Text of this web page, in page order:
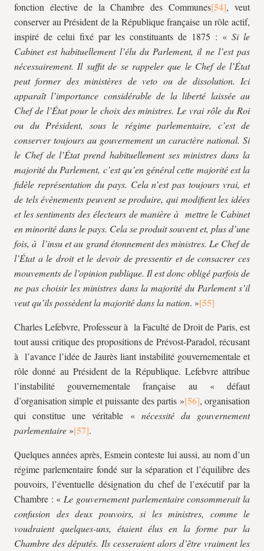
fonction élective de la Chambre des Communes
, veut
conserver au Président de la République française un rôle actif,
inspiré de celui fixé par les constituants de 1875 : « Si le
Cabinet est habituellement l’élu du Parlement, il ne l’est pas
nécessairement. Il suffit de se rappeler que le Chef de l’État
peut former des ministères de veto ou de dissolution. Ici
apparaît l’importance considérable de la liberté laissée au
Chef de l’État pour le choix des ministres. Le vrai rôle du Roi
ou du Président, sous le régime parlementaire, c’est de
conserver toujours au gouvernement un caractère national. Si
le Chef de l’État prend habituellement ses ministres dans la
majorité du Parlement, c’est qu’en général cette majorité est la
fidèle représentation du pays. Cela n’est pas toujours vrai, et
de tels évènements peuvent se produire, qui modifient les idées
et les sentiments des électeurs de manière à mettre le Cabinet
en minorité dans le pays. Cela se produit souvent et, plus d’une
fois, à l’insu et au grand étonnement des ministres. Le Chef de
l’État a le droit et le devoir de pressentir et de consacrer ces
mouvements de l’opinion publique. Il est donc obligé parfois de
ne pas choisir les ministres dans la majorité du Parlement s’il
veut qu’ils possèdent la majorité dans la nation. »
Charles Lefebvre, Professeur à la Faculté de Droit de Paris, est
tout aussi critique des propositions de Prévost-Paradol, récusant
à l’avance l’idée de Jaurès liant instabilité gouvernementale et
rôle donné au Président de la République. Lefebvre attribue
l’instabilité gouvernementale française au « défaut
d’organisation simple et puissante des partis »
, organisation
qui constitue une véritable « nécessité du gouvernement
parlementaire »
.
Quelques années après, Esmein conteste lui aussi, au nom d’un
régime parlementaire fondé sur la séparation et l’équilibre des
pouvoirs, l’éventuelle désignation du chef de l’exécutif par la
Chambre : « Le gouvernement parlementaire consommerait la
confusion des deux pouvoirs, si les ministres, comme le
voudraient quelques-uns, étaient élus en la forme par la
Chambre des députés. Ils cesseraient alors d’être vraiment les